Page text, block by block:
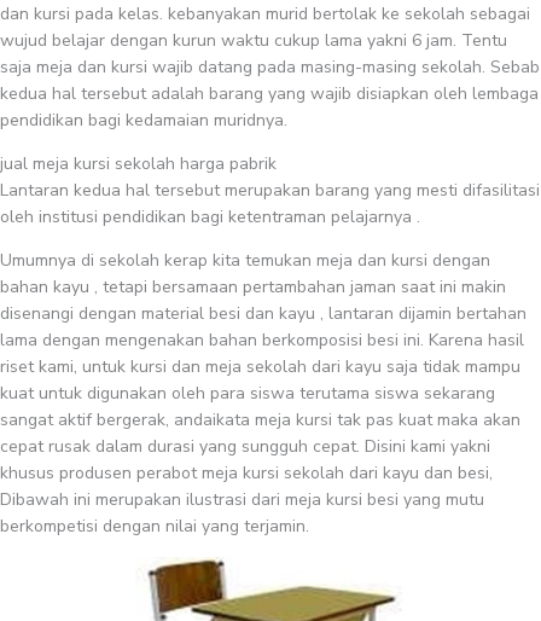
dan kursi pada kelas. kebanyakan murid bertolak ke sekolah sebagai
wujud belajar dengan kurun waktu cukup lama yakni 6 jam. Tentu
saja meja dan kursi wajib datang pada masing-masing sekolah. Sebab
kedua hal tersebut adalah barang yang wajib disiapkan oleh lembaga
pendidikan bagi kedamaian muridnya.
jual meja kursi sekolah harga pabrik
Lantaran kedua hal tersebut merupakan barang yang mesti difasilitasi
oleh institusi pendidikan bagi ketentraman pelajarnya .
Umumnya di sekolah kerap kita temukan meja dan kursi dengan
bahan kayu , tetapi bersamaan pertambahan jaman saat ini makin
disenangi dengan material besi dan kayu , lantaran dijamin bertahan
lama dengan mengenakan bahan berkomposisi besi ini. Karena hasil
riset kami, untuk kursi dan meja sekolah dari kayu saja tidak mampu
kuat untuk digunakan oleh para siswa terutama siswa sekarang
sangat aktif bergerak, andaikata meja kursi tak pas kuat maka akan
cepat rusak dalam durasi yang sungguh cepat. Disini kami yakni
khusus produsen perabot meja kursi sekolah dari kayu dan besi,
Dibawah ini merupakan ilustrasi dari meja kursi besi yang mutu
berkompetisi dengan nilai yang terjamin.